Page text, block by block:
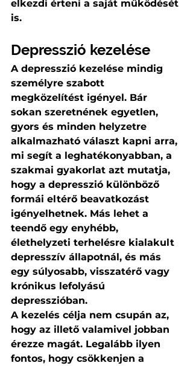
elkezdi érteni a saját működését
is.
Depresszió kezelése
A depresszió kezelése mindig
személyre szabott
megközelítést igényel. Bár
sokan szeretnének egyetlen,
gyors és minden helyzetre
alkalmazható választ kapni arra,
mi segít a leghatékonyabban, a
szakmai gyakorlat azt mutatja,
hogy a depresszió különböző
formái eltérő beavatkozást
igényelhetnek. Más lehet a
teendő egy enyhébb,
élethelyzeti terhelésre kialakult
depresszív állapotnál, és más
egy súlyosabb, visszatérő vagy
krónikus lefolyású
depresszióban.
A kezelés célja nem csupán az,
hogy az illető valamivel jobban
érezze magát. Legalább ilyen
fontos, hogy csökkenjen a